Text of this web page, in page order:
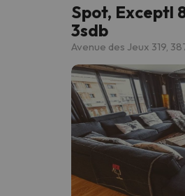
Esquí
¡Vaya! No hemos
Spot, Exceptl
3sdb
Avenue des Jeux 319,